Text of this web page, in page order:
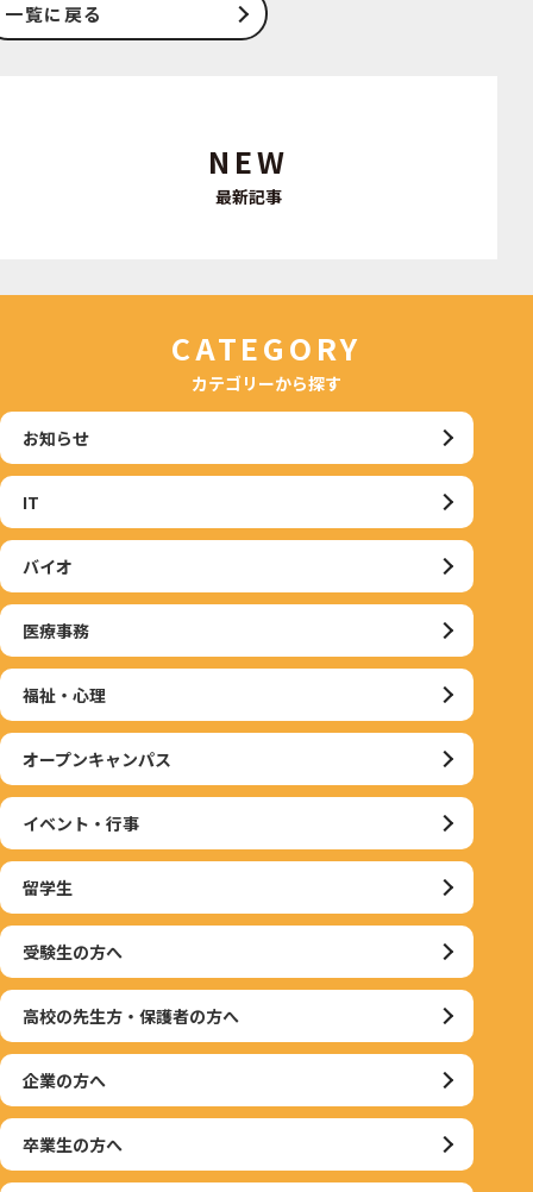
NEW
最新記事
一覧に戻る
CATEGORY
カテゴリーから探す
お知らせ
IT
バイオ
医療事務
福祉・心理
オープンキャンパス
イベント・行事
留学生
受験生の方へ
高校の先生方・保護者の方へ
企業の方へ
卒業生の方へ